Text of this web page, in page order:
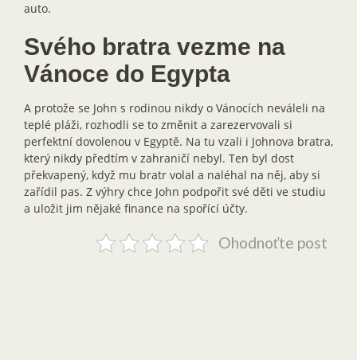
auto.
Svého bratra vezme na
Vánoce do Egypta
A protože se John s rodinou nikdy o Vánocích neváleli na
teplé pláži, rozhodli se to změnit a zarezervovali si
perfektní dovolenou v Egyptě. Na tu vzali i Johnova bratra,
který nikdy předtím v zahraničí nebyl. Ten byl dost
překvapený, když mu bratr volal a naléhal na něj, aby si
zařídil pas. Z výhry chce John podpořit své děti ve studiu
a uložit jim nějaké finance na spořící účty.
Ohodnoťte post